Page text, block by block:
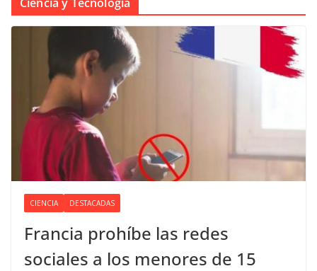
CIENCIA DESTACADAS
Francia prohíbe las redes
sociales a los menores de 15